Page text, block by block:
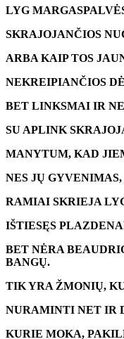
LYG
SKRAJOJANČIOS
ARBA KAIP TOS
NEKREIPIANČIOS
BET LINKSMAI IR
SU APLINK
MANYTUM, KAD
NES JŲ
RAMIAI SKRIEJA
IŠTIESĘS
BET NĖRA
BANGŲ.
TIK YRA ŽMONIŲ,
NURAMINTI NET IR
KURIE MOKA,